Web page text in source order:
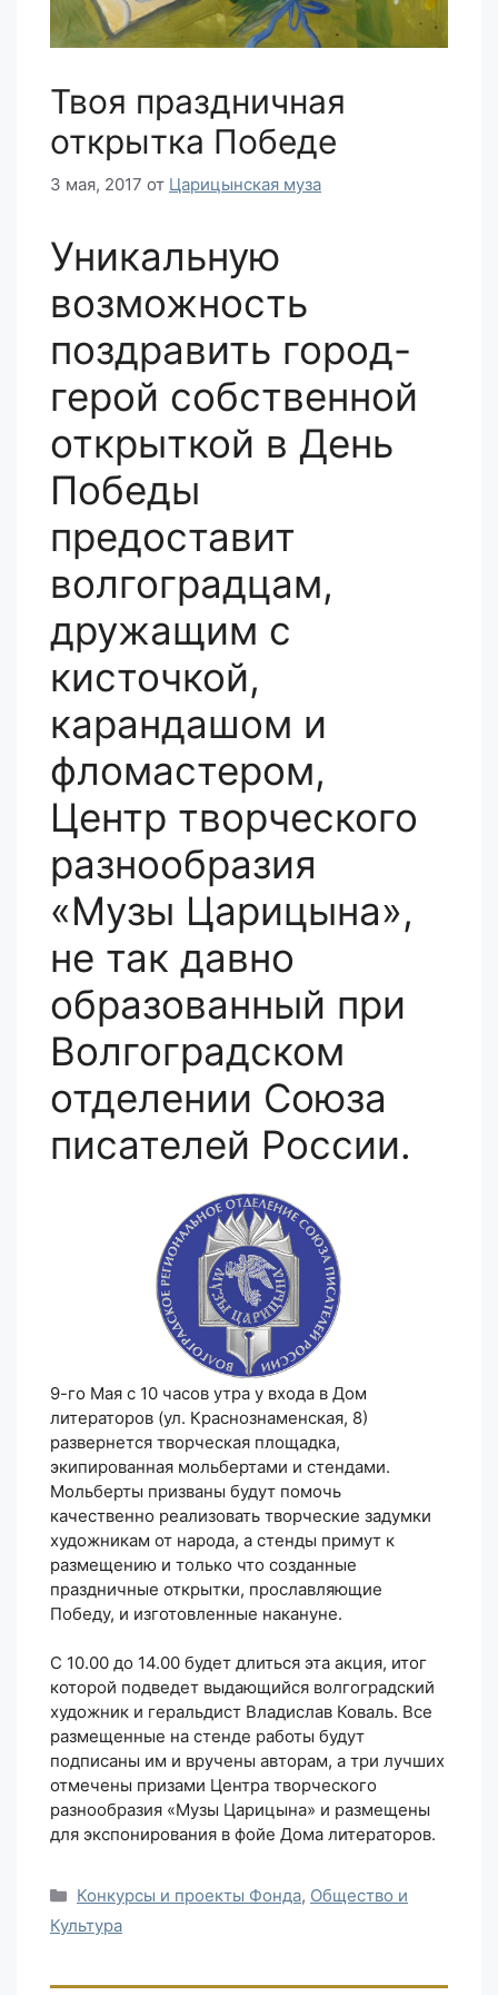
Твоя праздничная
открытка Победе
3 мая, 2017 от Царицынская муза
Уникальную
возможность
поздравить город-
герой собственной
открыткой в День
Победы
предоставит
волгоградцам,
дружащим с
кисточкой,
карандашом и
фломастером,
Центр творческого
разнообразия
«Музы Царицына»,
не так давно
образованный при
Волгоградском
отделении Союза
писателей России.
9-го Мая с 10 часов утра у входа в Дом
литераторов (ул. Краснознаменская, 8)
развернется творческая площадка,
экипированная мольбертами и стендами.
Мольберты призваны будут помочь
качественно реализовать творческие задумки
художникам от народа, а стенды примут к
размещению и только что созданные
праздничные открытки, прославляющие
Победу, и изготовленные накануне.
С 10.00 до 14.00 будет длиться эта акция, итог
которой подведет выдающийся волгоградский
художник и геральдист Владислав Коваль. Все
размещенные на стенде работы будут
подписаны им и вручены авторам, а три лучших
отмечены призами Центра творческого
разнообразия «Музы Царицына» и размещены
для экспонирования в фойе Дома литераторов.
Рубрики
Конкурсы и проекты Фонда, Общество и
Культура